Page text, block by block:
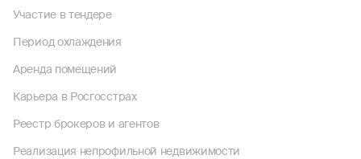
Участие в тендере
Период охлаждения
Аренда помещений
Карьера в Росгосстрах
Реестр брокеров и агентов
Реализация непрофильной недвижимости